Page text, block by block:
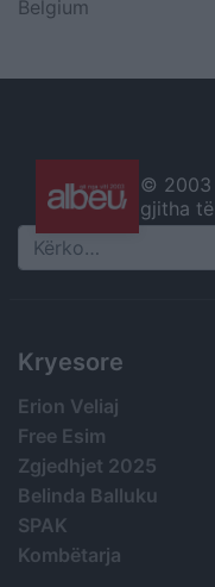
Belgium
© 2003
gjitha
Search
Kryesore
Erion Veliaj
Free Esim
Zgjedhjet 2025
Belinda Balluku
SPAK
Kombëtarja